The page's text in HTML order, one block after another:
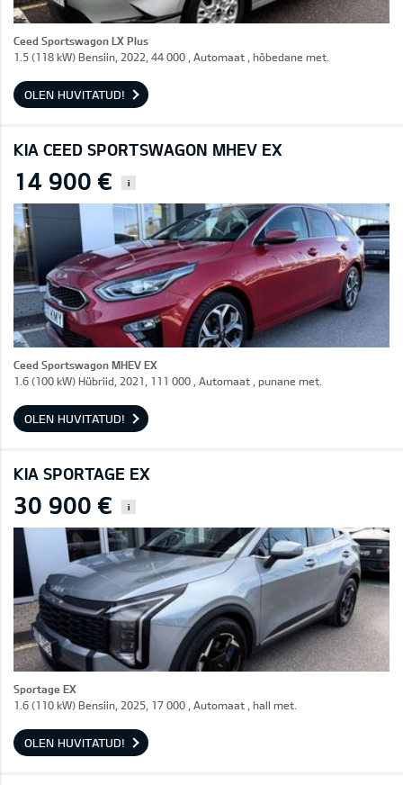
Ceed Sportswagon LX Plus
1.5 (118 kW) Bensiin, 2022, 44 000 , Automaat , hõbedane met.
OLEN HUVITATUD!
KIA CEED SPORTSWAGON MHEV EX
14 900 € i
Ceed Sportswagon MHEV EX
1.6 (100 kW) Hübriid, 2021, 111 000 , Automaat , punane met.
OLEN HUVITATUD!
KIA SPORTAGE EX
30 900 € i
Sportage EX
1.6 (110 kW) Bensiin, 2025, 17 000 , Automaat , hall met.
OLEN HUVITATUD!